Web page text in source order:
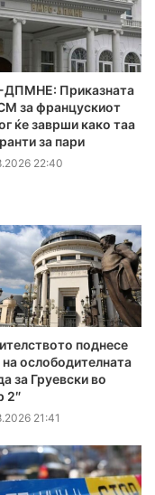
Приказната
за францускиот
ќе заврши како таа
за пари
22:40
поднесе
ослободителната
за Груевски во
2″
21:41